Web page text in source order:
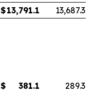
$13,791.1
13,687.3
$ 381.1
289.3